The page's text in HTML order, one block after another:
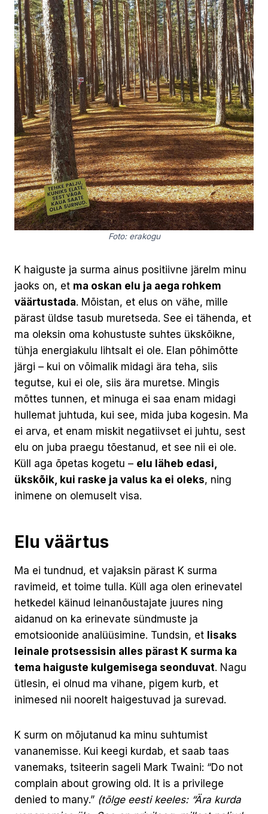
Foto: erakogu
K haiguste ja surma ainus positiivne järelm minu
jaoks on, et ma oskan elu ja aega rohkem
väärtustada. Mõistan, et elus on vähe, mille
pärast üldse tasub muretseda. See ei tähenda, et
ma oleksin oma kohustuste suhtes ükskõikne,
tühja energiakulu lihtsalt ei ole. Elan põhimõtte
järgi – kui on võimalik midagi ära teha, siis
tegutse, kui ei ole, siis ära muretse. Mingis
mõttes tunnen, et minuga ei saa enam midagi
hullemat juhtuda, kui see, mida juba kogesin. Ma
ei arva, et enam miskit negatiivset ei juhtu, sest
elu on juba praegu tõestanud, et see nii ei ole.
Küll aga õpetas kogetu – elu läheb edasi,
ükskõik, kui raske ja valus ka ei oleks, ning
inimene on olemuselt visa.
Elu väärtus
Ma ei tundnud, et vajaksin pärast K surma
ravimeid, et toime tulla. Küll aga olen erinevatel
hetkedel käinud leinanõustajate juures ning
aidanud on ka erinevate sündmuste ja
emotsioonide analüüsimine. Tundsin, et lisaks
leinale protsessisin alles pärast K surma ka
tema haiguste kulgemisega seonduvat. Nagu
ütlesin, ei olnud ma vihane, pigem kurb, et
inimesed nii noorelt haigestuvad ja surevad.
K surm on mõjutanud ka minu suhtumist
vananemisse. Kui keegi kurdab, et saab taas
vanemaks, tsiteerin sageli Mark Twaini: “Do not
complain about growing old. It is a privilege
denied to many.” (tõlge eesti keeles: “Ära kurda